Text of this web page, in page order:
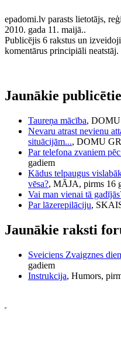
epadomi.lv parasts lietotājs,
2010. gada 11. maijā..
Publicējis 6 rakstus un
komentārus principiāli neatstāj.
Jaunākie
Taureņa mācība,
Nevaru atrast nevienu
situācijām..., DOMU
Par telefona zvaniem
gadiem
Kādus telpaugus
vēsa?, MĀJA, pirms 16
Vai man vienai tā
Par lāzerepilāciju,
Jaunākie raksti
Sveiciens Zvaigznes
gadiem
Instrukcija, Humors,